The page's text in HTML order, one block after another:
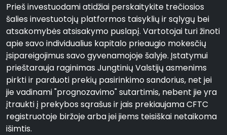
Prieš investuodami atidžiai perskaitykite trečiosios
šalies investuotojų platformos taisyklių ir sąlygų bei
atsakomybės atsisakymo puslapį. Vartotojai turi žinoti
apie savo individualius kapitalo prieaugio mokesčių
įsipareigojimus savo gyvenamojoje šalyje. Įstatymui
prieštarauja raginimas Jungtinių Valstijų asmenims
pirkti ir parduoti prekių pasirinkimo sandorius, net jei
jie vadinami "prognozavimo" sutartimis, nebent jie yra
įtraukti į prekybos sąrašus ir jais prekiaujama CFTC
registruotoje biržoje arba jei jiems teisiškai netaikoma
išimtis.